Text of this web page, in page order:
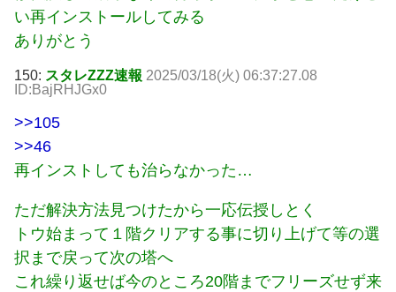
い再インストールしてみる
ありがとう
150: スタレZZZ速報 2025/03/18(火) 06:37:27.08
ID:BajRHJGx0
>>105
>>46
再インストしても治らなかった…
ただ解決方法見つけたから一応伝授しとく
トウ始まって１階クリアする事に切り上げて等の選
択まで戻って次の塔へ
これ繰り返せば今のところ20階までフリーズせず来